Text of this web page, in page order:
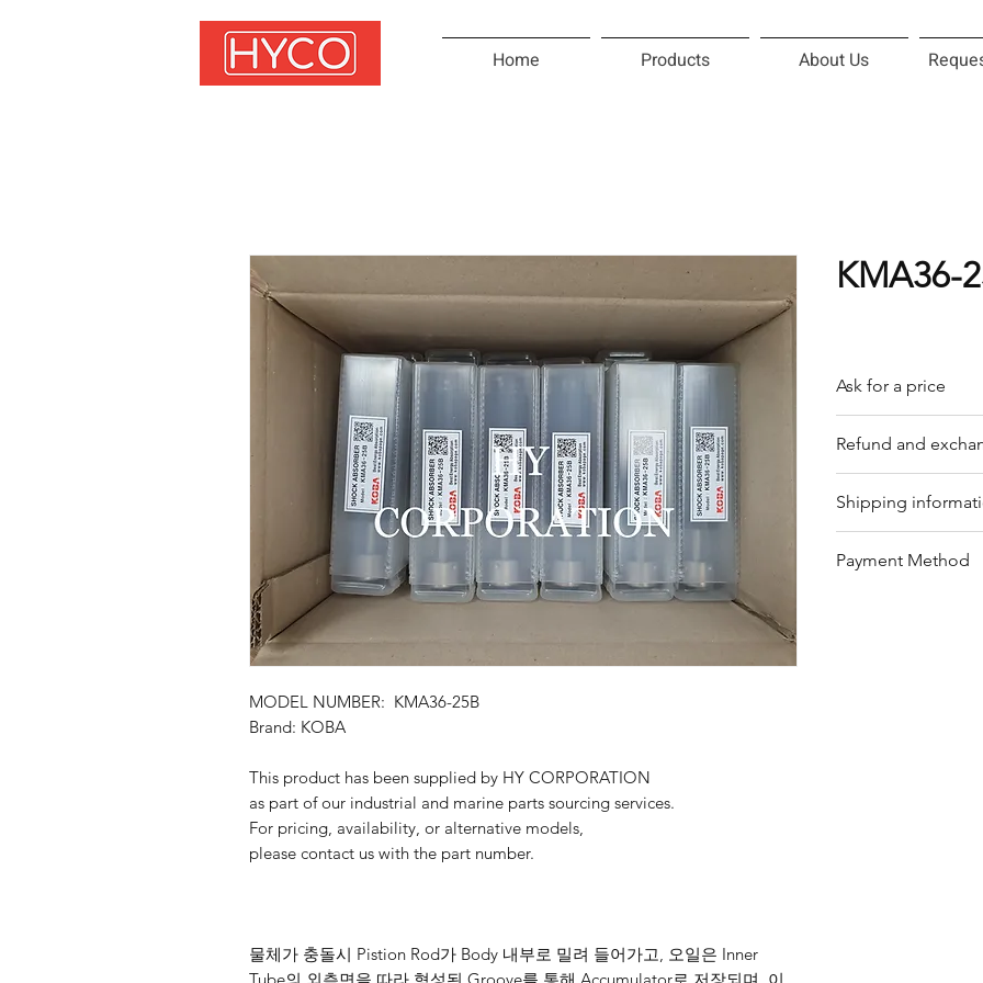
Home Products About Us
MODEL NUMBER: KMA36-25B
Brand: KOBA
This product has been supplied by HY CORPORATION
as part of our industrial and marine parts sourcing services.
For pricing, availability, or alternative models,
please contact us with the part number.
물체가 충돌시 Pistion Rod가 Body 내부로 밀려 들어가고, 오일은 Inner
KMA36-
Ask for a price
Refund and
eligible products
Refunds can be
timeframe with
Shipping
for your
Payment Method